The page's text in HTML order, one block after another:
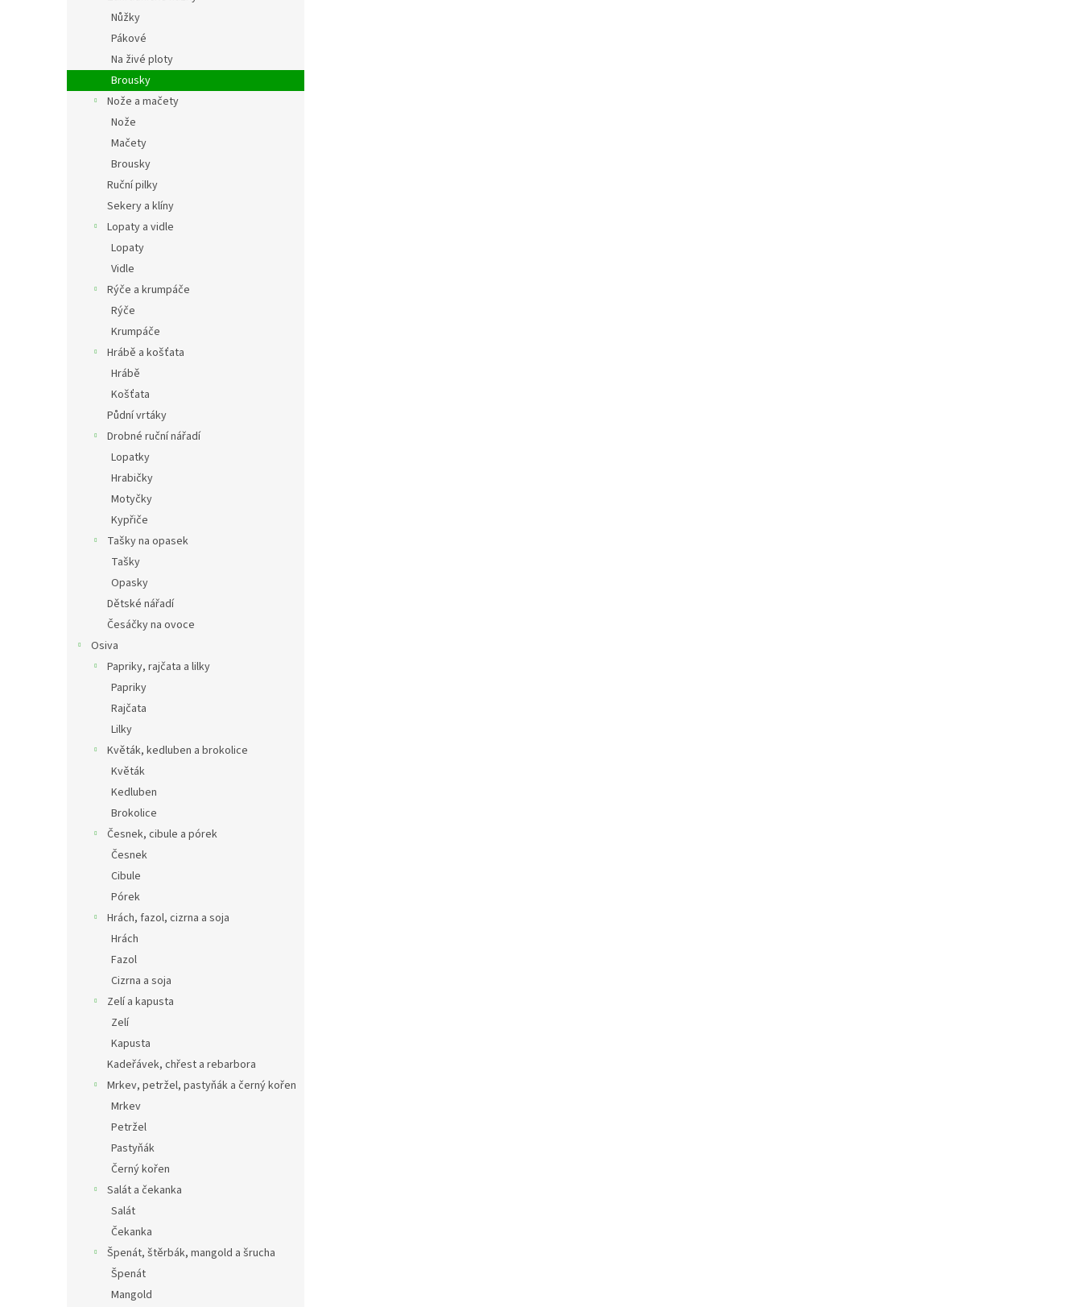
Nůžky
Pákové
Na živé ploty
Brousky
Nože a mačety
Nože
Mačety
Brousky
Ruční pilky
Sekery a klíny
Lopaty a vidle
Lopaty
Vidle
Rýče a krumpáče
Rýče
Krumpáče
Hrábě a košťata
Hrábě
Košťata
Půdní vrtáky
Drobné ruční nářadí
Lopatky
Hrabičky
Motyčky
Kypřiče
Tašky na opasek
Tašky
Opasky
Dětské nářadí
Česáčky na ovoce
Osiva
Papriky, rajčata a lilky
Papriky
Rajčata
Lilky
Květák, kedluben a brokolice
Květák
Kedluben
Brokolice
Česnek, cibule a pórek
Česnek
Cibule
Pórek
Hrách, fazol, cizrna a soja
Hrách
Fazol
Cizrna a soja
Zelí a kapusta
Zelí
Kapusta
Kadeřávek, chřest a rebarbora
Mrkev, petržel, pastyňák a černý kořen
Mrkev
Petržel
Pastyňák
Černý kořen
Salát a čekanka
Salát
Čekanka
Špenát, štěrbák, mangold a šrucha
Špenát
Mangold